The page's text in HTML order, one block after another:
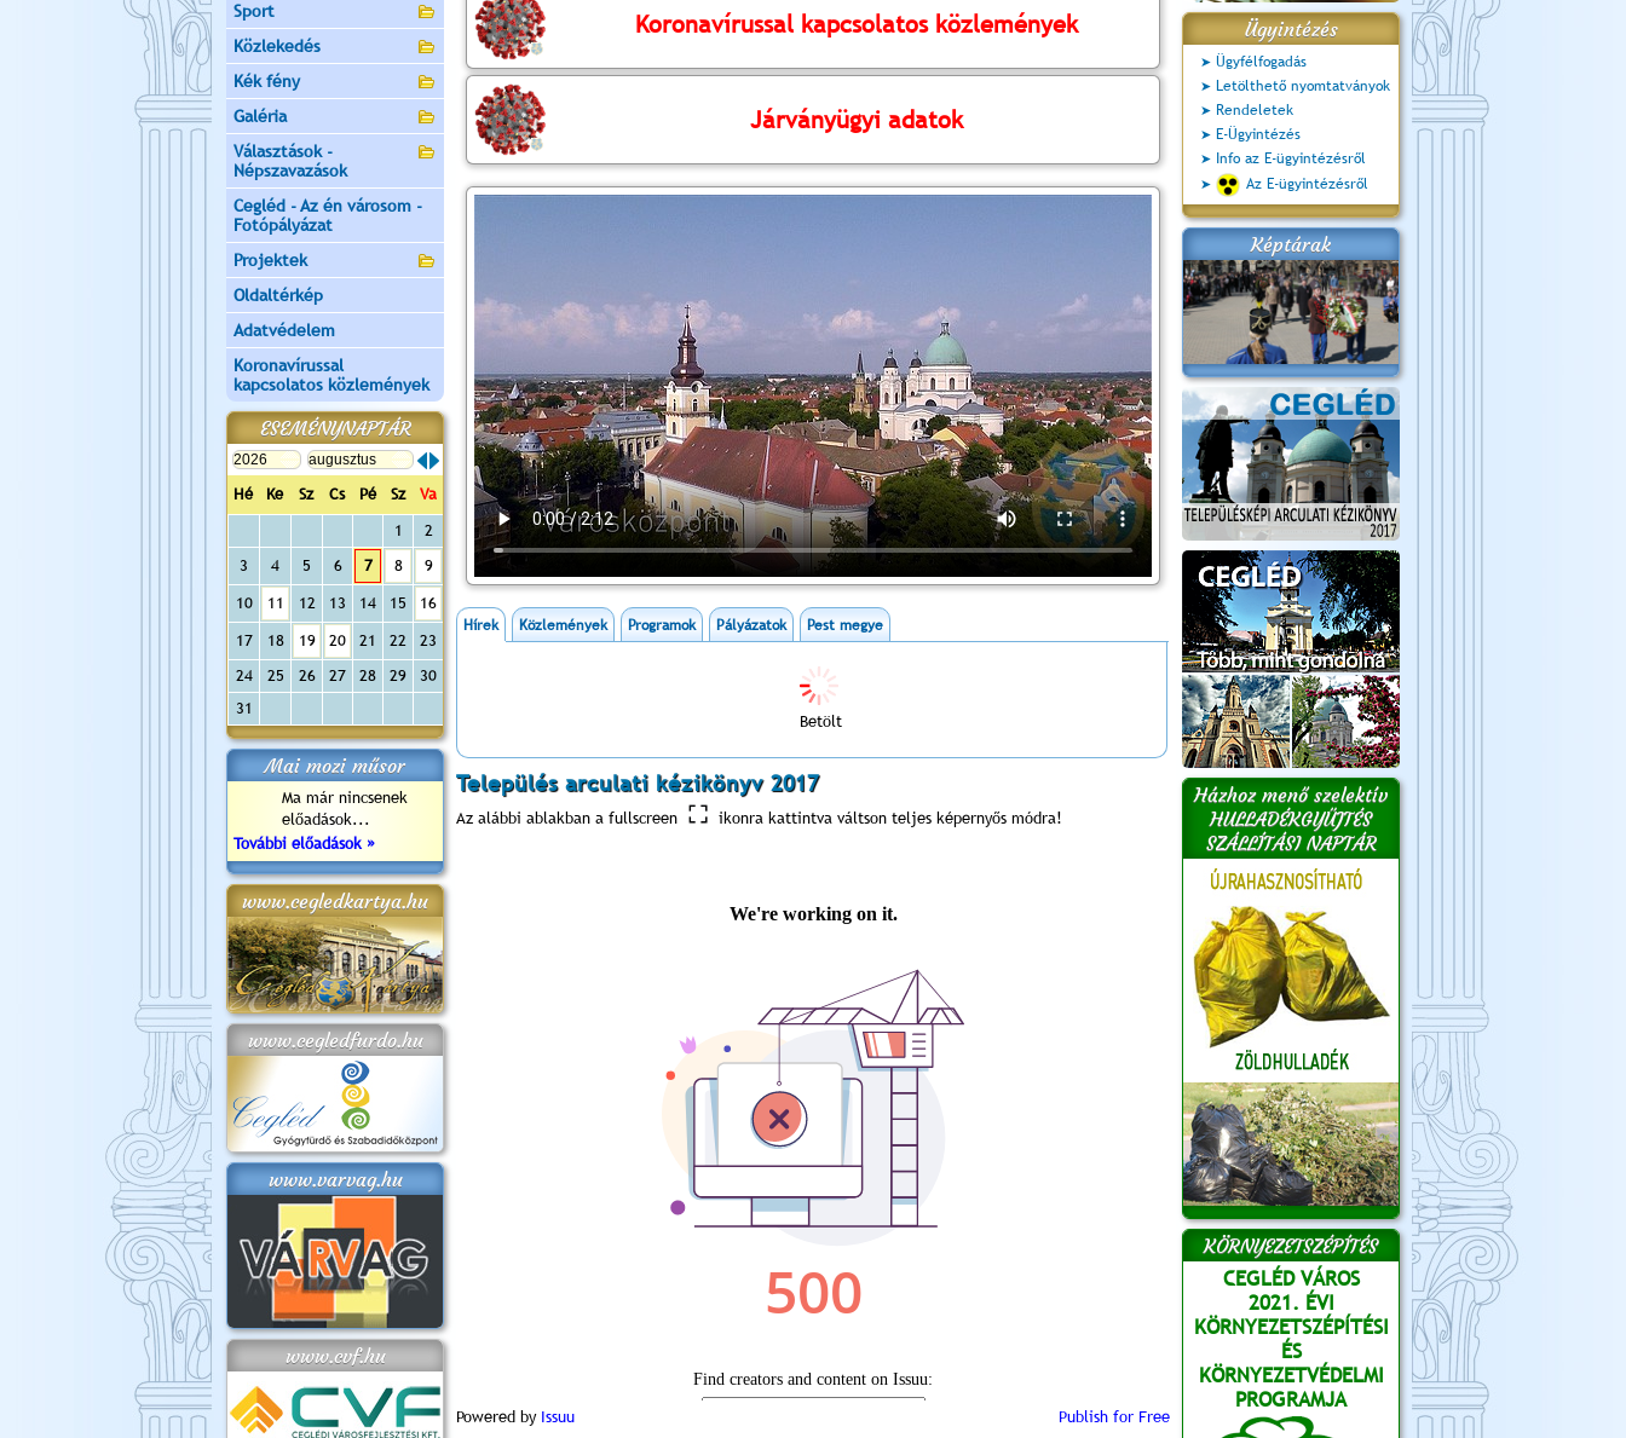
Sport
Közlekedés
Kék fény
Galéria
Választások -
Népszavazások
Cegléd - Az én városom -
Fotópályázat
Projektek
Oldaltérkép
Adatvédelem
Koronavírussal
kapcsolatos közlemények
ESEMÉNYNAPTÁR
Hé Ke Sz Cs Pé Sz
Va
1
2
3
4 5 6 7 8 9
10 11 12 13 14 15 16
17 18 19 20 21 22
23
24
25 26 27 28 29
30
31
Mai mozi műsor
Ma már nincsenek
előadások...
További előadások »
www.cegledkartya.hu
www.cegledfurdo.hu
www.varvag.hu
www.cvf.hu
Koronavírussal kapcsolatos közlemények
Járványügyi adatok
Hírek Közlemények Programok Pályázatok Pest megye
Betölt
Település arculati kézikönyv 2017
Az alábbi ablakban a fullscreen ikonra kattintva váltson teljes képernyős módra!
Powered by Issuu Publish for Free
Ügyintézés
Ügyfélfogadás
Letölthető nyomtatványok
Rendeletek
E-Ügyintézés
Info az E-ügyintézésről
Az E-ügyintézésről
Képtárak
Házhoz menő szelektív
HULLADÉKGYŰJTÉS
SZÁLLÍTÁSI NAPTÁR
KÖRNYEZETSZÉPÍTÉS
CEGLÉD VÁROS
2021. ÉVI
KÖRNYEZETSZÉPÍTÉSI
ÉS
KÖRNYEZETVÉDELMI
PROGRAMJA